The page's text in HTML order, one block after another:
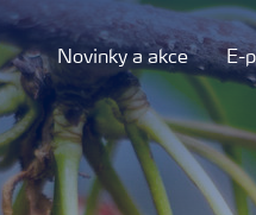
Novinky a akce E-